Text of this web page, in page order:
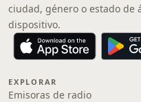
ciudad, género o estado
dispositivo.
EXPLORAR
Emisoras de radio